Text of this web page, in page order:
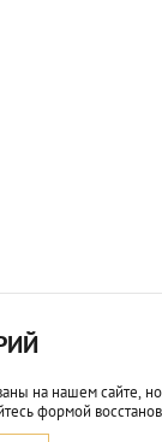
на нашем сайте,
формой